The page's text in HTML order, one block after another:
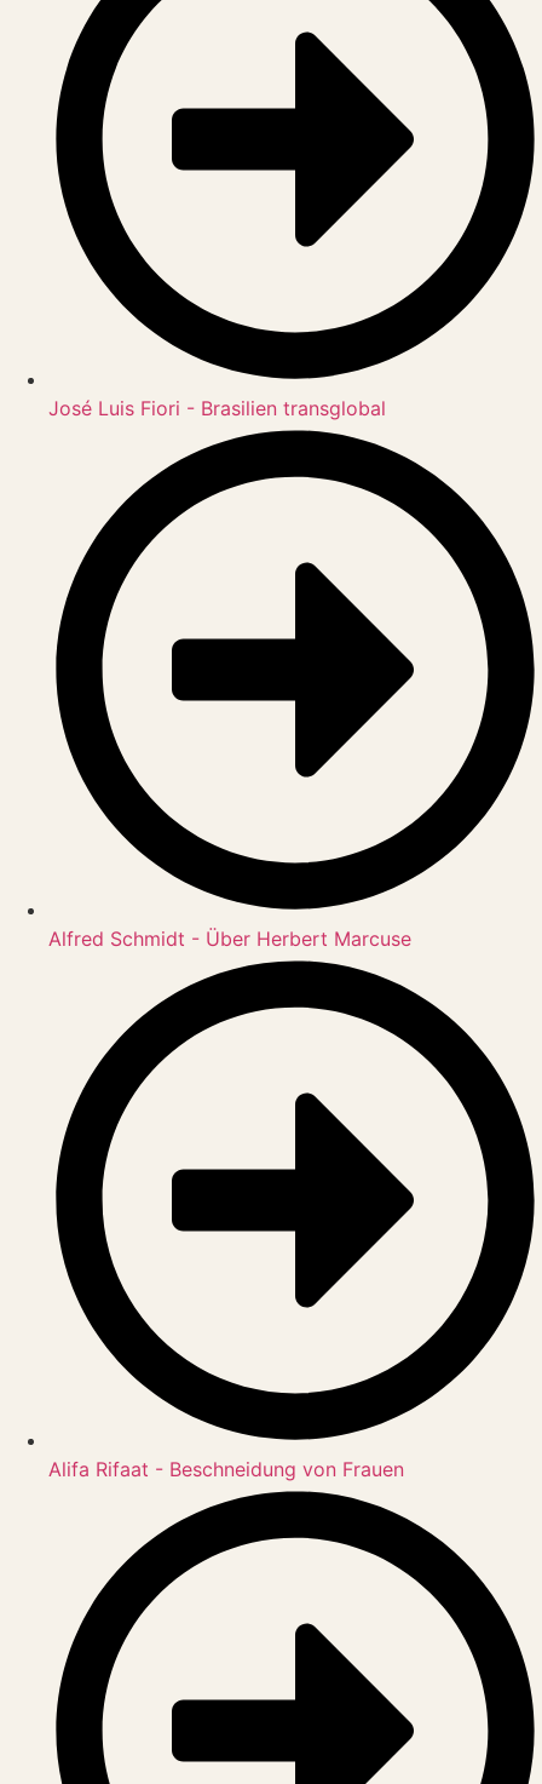
José Luis Fiori - Brasilien transglobal
Alfred Schmidt - Über Herbert Marcuse
Alifa Rifaat - Beschneidung von Frauen